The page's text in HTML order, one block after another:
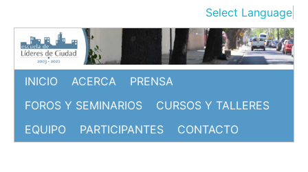
contenido
Select Language
INICIO ACERCA
PRENSA
FOROS Y SEMINARIOS
CURSOS Y TALLERES
EQUIPO
PARTICIPANTES CONTACTO